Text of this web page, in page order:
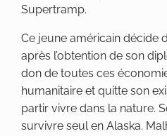
Supertramp.
Ce jeune américain décide
après l’obtention de son
don de toutes ces
humanitaire et quitte son
partir vivre dans la nature.
survivre seul en Alaska.